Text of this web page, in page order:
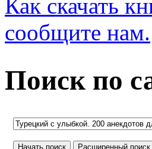
Как скачать
сообщите нам.
Поиск по